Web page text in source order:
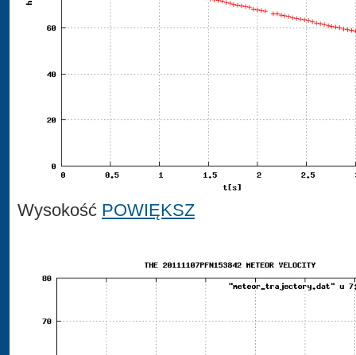
Wysokość POWIĘKSZ